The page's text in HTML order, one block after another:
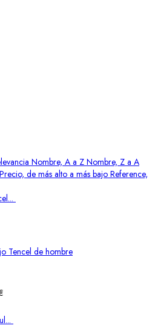
Nombre, A a Z Nombre, Z a A
Precio, de más alto a más bajo Reference,
Tencel de hombre